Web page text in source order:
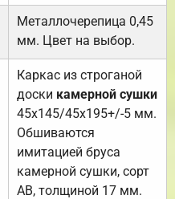
Металлочерепица 0,45
мм. Цвет на выбор.
Каркас из строганой
доски камерной сушки
45х145/45х195+/-5 мм.
Обшиваются
имитацией бруса
камерной сушки, сорт
АВ, толщиной 17 мм.